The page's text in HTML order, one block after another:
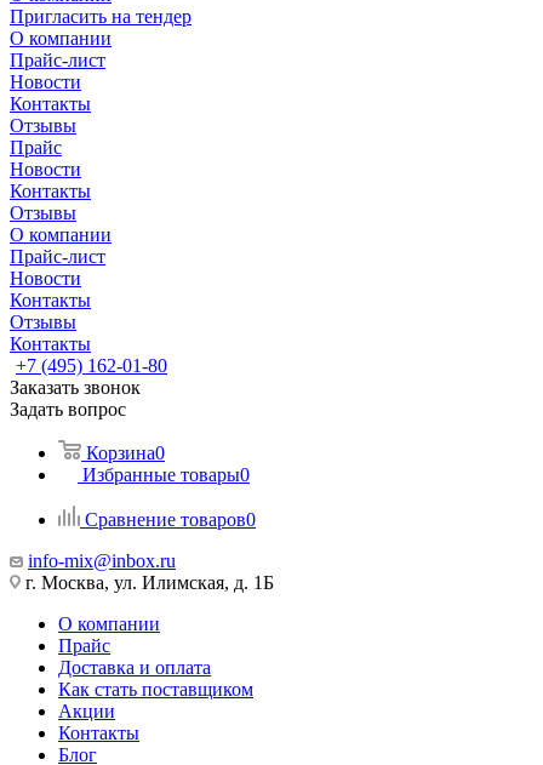
Пригласить на тендер
О компании
Прайс-лист
Новости
Контакты
Отзывы
Прайс
Новости
Контакты
Отзывы
О компании
Прайс-лист
Новости
Контакты
Отзывы
Контакты
+7 (495) 162-01-80
Заказать звонок
Задать вопрос
Корзина0
Избранные товары0
Сравнение товаров0
info-mix@inbox.ru
г. Москва, ул. Илимская, д. 1Б
О компании
Прайс
Доставка и оплата
Как стать поставщиком
Акции
Контакты
Блог